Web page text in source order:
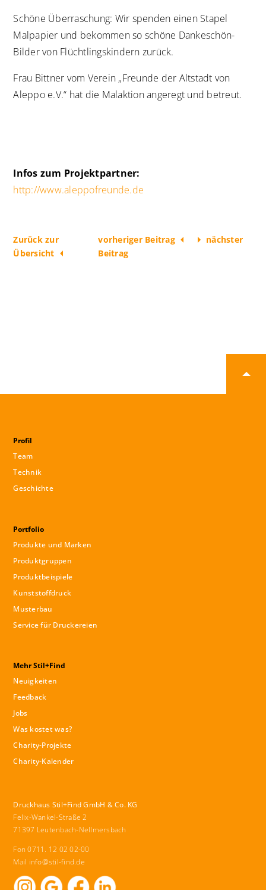
Schöne Überraschung: Wir spenden einen Stapel
Malpapier und bekommen so schöne Dankeschön-
Bilder von Flüchtlingskindern zurück.
Frau Bittner vom Verein „Freunde der Altstadt von
Aleppo e.V.“ hat die Malaktion angeregt und betreut.
Infos zum Projektpartner:
http://www.aleppofreunde.de
Zurück zur
Übersicht
vorheriger Beitrag
nächster
Beitrag
Profil
Team
Technik
Geschichte
Portfolio
Produkte und Marken
Produktgruppen
Produktbeispiele
Kunststoffdruck
Musterbau
Service für Druckereien
Mehr Stil+Find
Neuigkeiten
Feedback
Jobs
Was kostet was?
Charity-Projekte
Charity-Kalender
Druckhaus Stil+Find GmbH & Co. KG
Felix-Wankel-Straße 2
71397 Leutenbach-Nellmersbach
Fon 0711. 12 02 02-00
Mail info@stil-find.de